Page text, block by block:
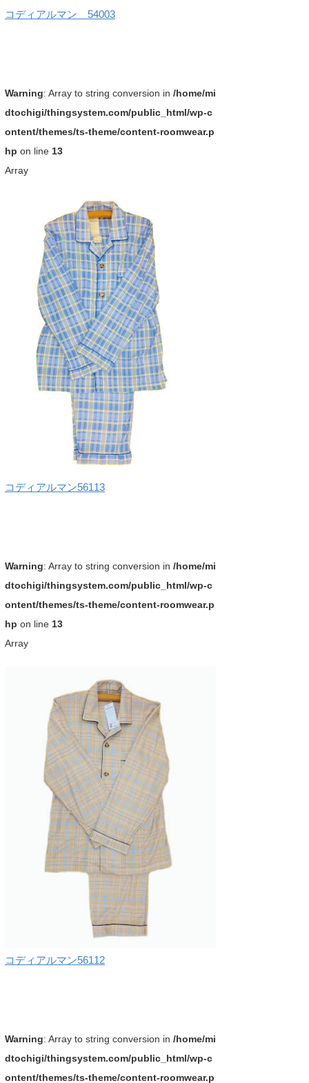
コディアルマン 54003
Warning: Array to string conversion in /home/mi
dtochigi/thingsystem.com/public_html/wp-c
ontent/themes/ts-theme/content-roomwear.p
hp on line 13
Array
コディアルマン56113
Warning: Array to string conversion in /home/mi
dtochigi/thingsystem.com/public_html/wp-c
ontent/themes/ts-theme/content-roomwear.p
hp on line 13
Array
コディアルマン56112
Warning: Array to string conversion in /home/mi
dtochigi/thingsystem.com/public_html/wp-c
ontent/themes/ts-theme/content-roomwear.p